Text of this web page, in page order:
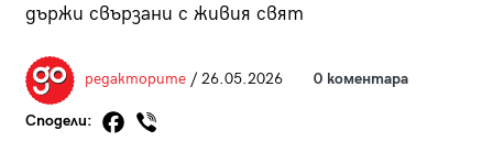
държи свързани с живия свят
редакторите/ 26.05.2026 0 коментара
Сподели: